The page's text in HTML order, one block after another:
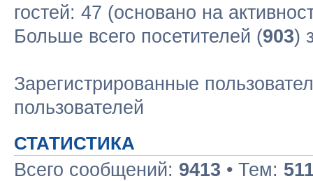
гостей: 47 (основано на
Больше всего посетителей (903)
Зарегистрированные
пользователей
СТАТИСТИКА
Всего сообщений: 9413 • Тем: